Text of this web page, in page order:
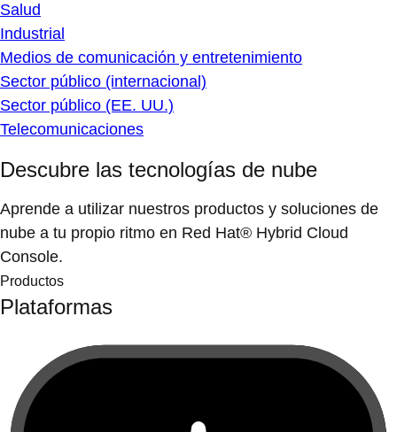
Salud
Industrial
Medios de comunicación y entretenimiento
Sector público (internacional)
Sector público (EE. UU.)
Telecomunicaciones
Descubre las tecnologías de nube
Aprende a utilizar nuestros productos y soluciones de
nube a tu propio ritmo en Red Hat® Hybrid Cloud
Console.
Productos
Plataformas